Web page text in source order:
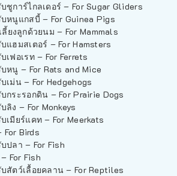
ชูการ์ไกลเดอร์ – For Sugar Gliders
หนูแกสบี้ – For Guinea Pigs
ยงลูกด้วยนม – For Mammals
แฮมสเตอร์ – For Hamsters
เฟอเรท – For Ferrets
หนู – For Rats and Mice
เม่น – For Hedgehogs
กระรอกดิน – For Prairie Dogs
ลิง – For Monkeys
เมียร์แคท – For Meerkats
Birds
ปลา – For Fish
For Fish
สัตว์เลื้อยคลาน – For Reptiles